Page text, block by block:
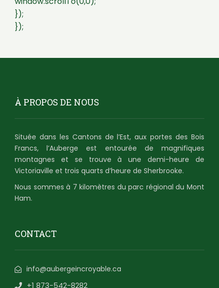
});
});
À PROPOS DE NOUS
Située dans les Cantons de l’Est, aux portes des Bois
Francs, l’Auberge est entourée de magnifiques
montagnes et se trouve à une demi-heure de
Victoriaville et trois quarts d’heure de Sherbrooke.
Nous sommes à 7 kilomètres du parc régional du Mont
Ham.
CONTACT
info@aubergeincroyable.ca
+1 873-542-8282